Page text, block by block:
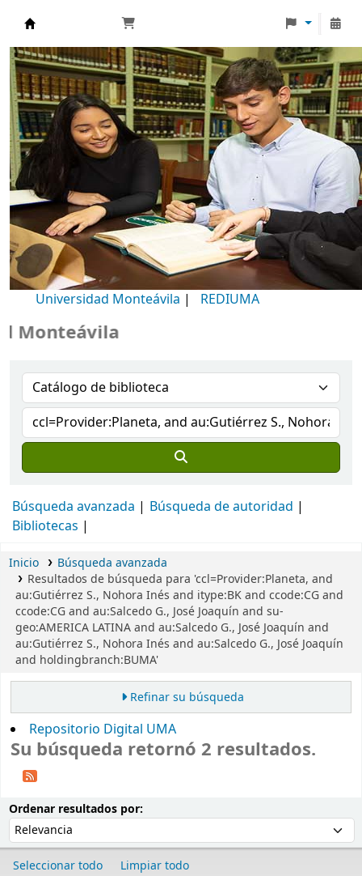
Biblioteca Universidad Monteávila
Universidad Monteávila | REDIUMA
Búsqueda avanzada
Búsqueda de autoridad
Bibliotecas
Inicio
Búsqueda avanzada
Resultados de búsqueda para 'ccl=Provider:Planeta, and
au:Gutiérrez S., Nohora Inés and itype:BK and ccode:CG and
ccode:CG and au:Salcedo G., José Joaquín and su-
geo:AMERICA LATINA and au:Salcedo G., José Joaquín and
au:Gutiérrez S., Nohora Inés and au:Salcedo G., José Joaquín
and holdingbranch:BUMA'
Refinar su búsqueda
Repositorio Digital UMA
Su búsqueda retornó 2 resultados.
Ordenar resultados por:
Seleccionar todo
Limpiar todo